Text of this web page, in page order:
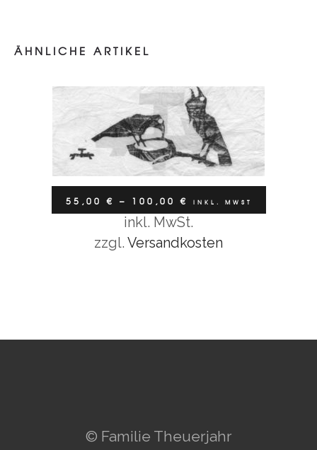
ÄHNLICHE ARTIKEL
Ausführung wählen
ZWEI STARE
55,00€ – 100,00€ INKL. MWST
inkl. MwSt.
zzgl. Versandkosten
© Familie Theuerjahr